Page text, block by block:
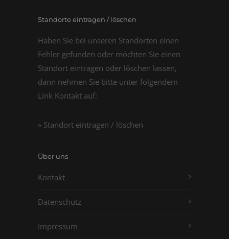
Standorte eintragen / löschen
Haben Sie bei unseren Standorten einen
Fehler gefunden oder möchten Sie einen
Standort eintragen oder löschen lassen,
dann nehmen Sie bitte unter folgendem
Link Kontakt auf:
» Standort eintragen / löschen
Über uns
Kontakt
Datenschutz
Impressum